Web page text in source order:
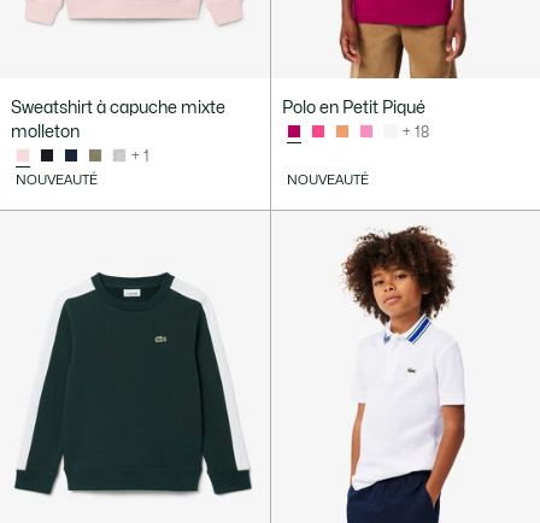
Sweatshirt à capuche mixte
molleton
+ 1
NOUVEAUTÉ
Polo en Petit Piqué
+ 18
NOUVEAUTÉ